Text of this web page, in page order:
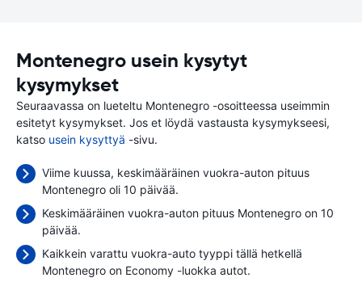
Montenegro usein kysytyt
kysymykset
Seuraavassa on lueteltu Montenegro -osoitteessa useimmin
esitetyt kysymykset. Jos et löydä vastausta kysymykseesi,
katso usein kysyttyä -sivu.
Viime kuussa, keskimääräinen vuokra-auton pituus
Montenegro oli 10 päivää.
Keskimääräinen vuokra-auton pituus Montenegro on 10
päivää.
Kaikkein varattu vuokra-auto tyyppi tällä hetkellä
Montenegro on Economy -luokka autot.